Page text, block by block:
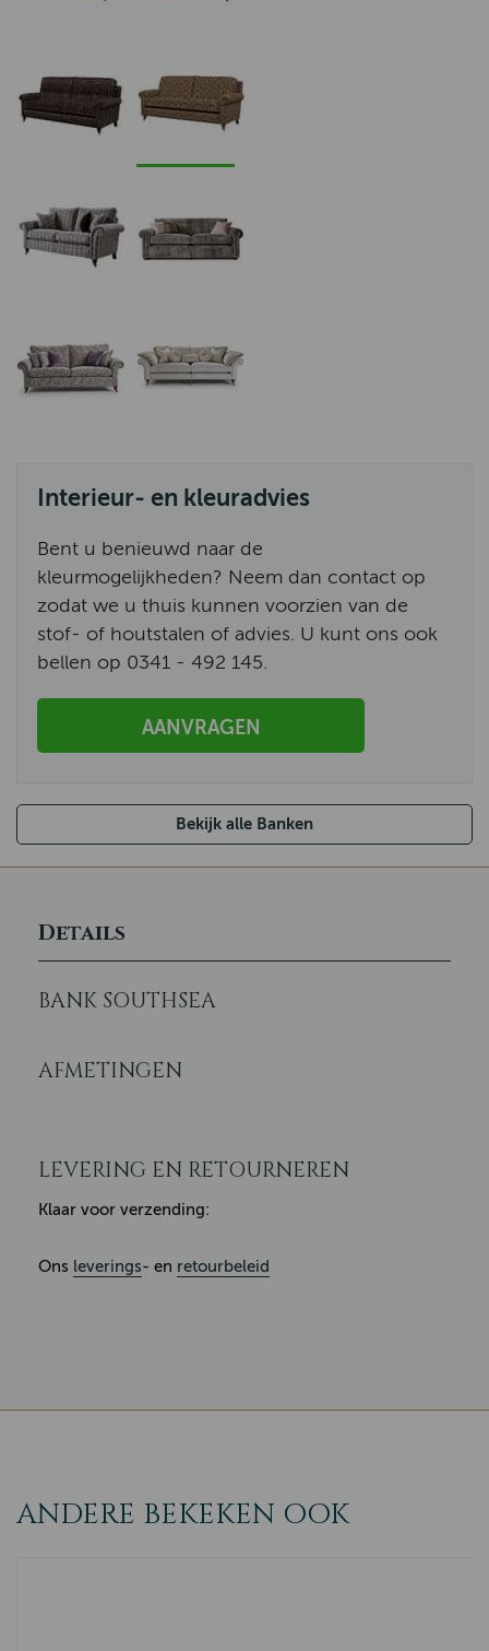
Interieur- en kleuradvies
Bent u benieuwd naar de
kleurmogelijkheden? Neem dan contact op
zodat we u thuis kunnen voorzien van de
stof- of houtstalen of advies. U kunt ons ook
bellen op 0341 - 492 145.
AANVRAGEN
Bekijk alle Banken
Details
BANK SOUTHSEA
AFMETINGEN
LEVERING EN RETOURNEREN
Klaar voor verzending:
Ons leverings- en retourbeleid
ANDERE BEKEKEN OOK